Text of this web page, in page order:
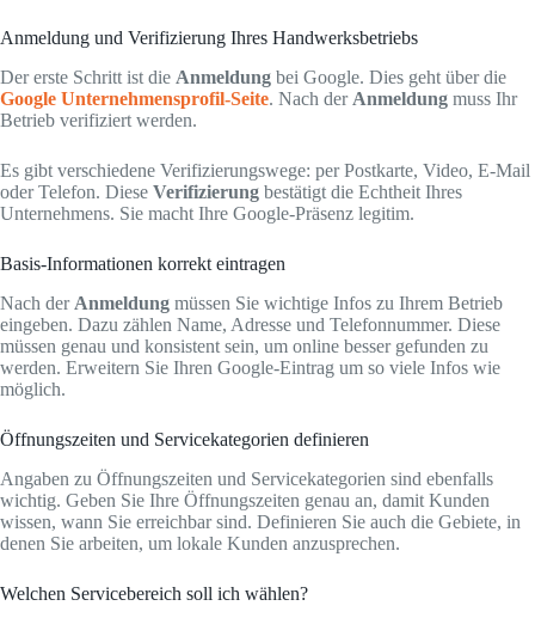
Anmeldung und Verifizierung Ihres Handwerksbetriebs
Der erste Schritt ist die Anmeldung bei Google. Dies geht über die
Google Unternehmensprofil-Seite. Nach der Anmeldung muss Ihr
Betrieb verifiziert werden.
Es gibt verschiedene Verifizierungswege: per Postkarte, Video, E-Mail
oder Telefon. Diese Verifizierung bestätigt die Echtheit Ihres
Unternehmens. Sie macht Ihre Google-Präsenz legitim.
Basis-Informationen korrekt eintragen
Nach der Anmeldung müssen Sie wichtige Infos zu Ihrem Betrieb
eingeben. Dazu zählen Name, Adresse und Telefonnummer. Diese
müssen genau und konsistent sein, um online besser gefunden zu
werden. Erweitern Sie Ihren Google-Eintrag um so viele Infos wie
möglich.
Öffnungszeiten und Servicekategorien definieren
Angaben zu Öffnungszeiten und Servicekategorien sind ebenfalls
wichtig. Geben Sie Ihre Öffnungszeiten genau an, damit Kunden
wissen, wann Sie erreichbar sind. Definieren Sie auch die Gebiete, in
denen Sie arbeiten, um lokale Kunden anzusprechen.
Welchen Servicebereich soll ich wählen?